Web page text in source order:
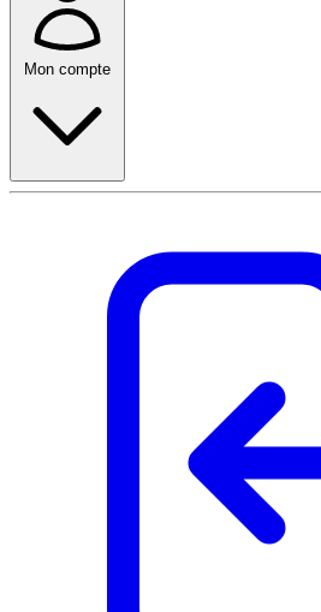
Mon compte